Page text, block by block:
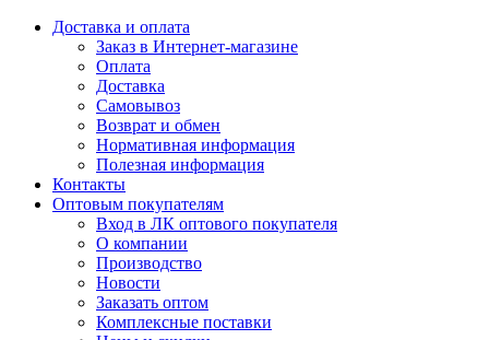
Доставка и оплата
Заказ в Интернет-магазине
Оплата
Доставка
Самовывоз
Возврат и обмен
Нормативная информация
Полезная информация
Контакты
Оптовым покупателям
Вход в ЛК оптового покупателя
О компании
Производство
Новости
Заказать оптом
Комплексные поставки